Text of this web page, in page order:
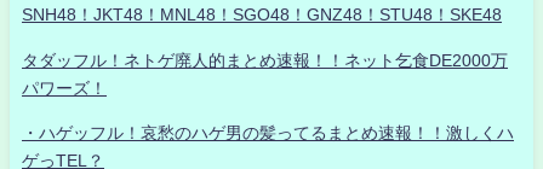
SNH48！JKT48！MNL48！SGO48！GNZ48！STU48！SKE48
タダッフル！ネトゲ廃人的まとめ速報！！ネット乞食DE2000万
パワーズ！
・ハゲッフル！哀愁のハゲ男の髪ってるまとめ速報！！激しくハ
ゲっTEL？